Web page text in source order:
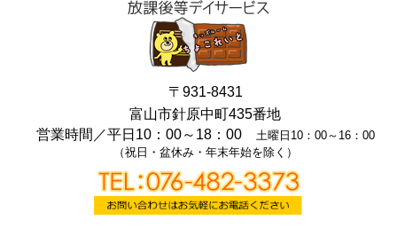
〒931-8431
富山市針原中町435番地
営業時間／平日10：00～18：00 土曜日10：00～16：00
（祝日・盆休み・年末年始を除く）